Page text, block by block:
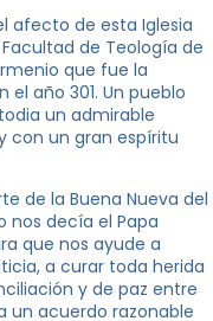
afecto de esta Iglesia
de Teología de
que fue la
año 301. Un pueblo
un admirable
con un gran espíritu
de la Buena Nueva del
nos decía el Papa
que nos ayude a
a curar toda herida
y de paz entre
un acuerdo razonable